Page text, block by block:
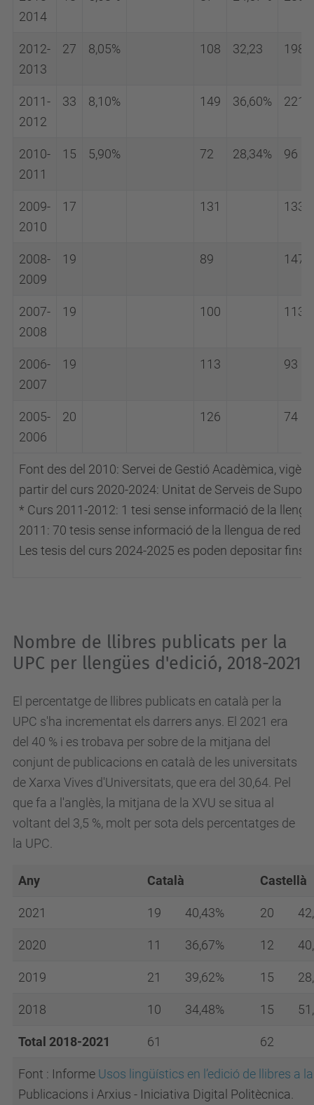
Font des del 2010: Servei de Gestió Acadèmica,
partir del curs 2020-2024: Unitat de Serveis de
* Curs 2011-2012: 1 tesi sense informació de la
2011: 70 tesis sense informació de la llengua de
Les tesis del curs 2024-2025 es poden depositar fins
2014
2012-
2013
27 8,05% 108 32,23 198
2011-
2012
33 8,10% 149 36,60% 221
2010-
2011
15 5,90% 72 28,34% 96
2009-
2010
17 131 133
2008-
2009
19 89 147
2007-
2008
19 100 113
2006-
2007
19 113 93
2005-
2006
20 126 74
Nombre de llibres publicats per la
UPC per llengües d'edició, 2018-2021
El percentatge de llibres publicats en català per la
UPC s'ha incrementat els darrers anys. El 2021 era
del 40 % i es trobava per sobre de la mitjana del
conjunt de publicacions en català de les universitats
de Xarxa Vives d'Universitats, que era del 30,64. Pel
que fa a l'anglès, la mitjana de la XVU se situa al
voltant del 3,5 %, molt per sota dels percentatges de
la UPC.
Any Català Castellà
2021 19 40,43% 20
2020 11 36,67% 12
2019 21 39,62% 15
2018 10 34,48% 15
Total 2018-2021 61 62
Font : Informe Usos lingüístics en l’edició de llibres a
Publicacions i Arxius - Iniciativa Digital Politècnica.